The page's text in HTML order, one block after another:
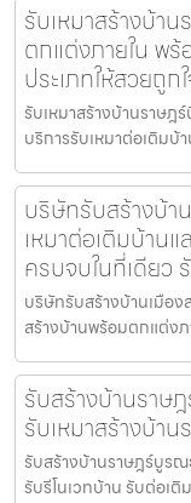
รับเหมาสร้างบ้า
ตกแต่งภายใน พ
ประเภทให้สวยถู
รับเหมาสร้างบ้านราษ
บริการรับเหมาต่อเติมบ้
บริษัทรับสร้างบ้า
เหมาต่อเติมบ้าน
ครบจบในที่เดียว
บริษัทรับสร้างบ้านเมือง
สร้างบ้านพร้อมตกแต่งภ
รับสร้างบ้านราษ
รับเหมาสร้างบ้า
รับสร้างบ้านราษฎร์บูรณ
รับรีโนเวทบ้าน รับต่อเ